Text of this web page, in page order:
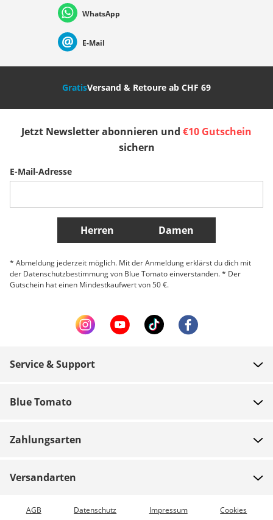
Nederland Italia (Italiano) Italien (Deutsch)
Slovenija
Belgique (Français) Danmark Norge
Weitere Länder
WhatsApp
E-Mail
GratisVersand & Retoure ab CHF 69
Jetzt Newsletter abonnieren und €10 Gutschein
sichern
E-Mail-Adresse
Herren Damen
* Abmeldung jederzeit möglich. Mit der Anmeldung erklärst du dich mit
der Datenschutzbestimmung von Blue Tomato einverstanden. * Der
Gutschein hat einen Mindestkaufwert von 50 €.
Service & Support
Versand
Gutscheine
Blue Tomato
Blue World
Zahlungsarten
Versandarten
Expressversand möglich
AGB Datenschutz Impressum Cookies